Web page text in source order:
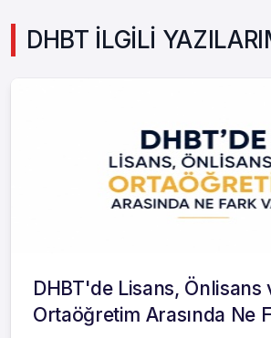
DHBT İLGİLİ
DHBT'de Lisans, Önlisans
Ortaöğretim Arasında Ne